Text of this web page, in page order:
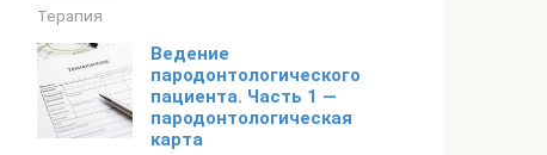
Терапия
Ведение
пародонтологического
пациента. Часть 1 —
пародонтологическая
карта